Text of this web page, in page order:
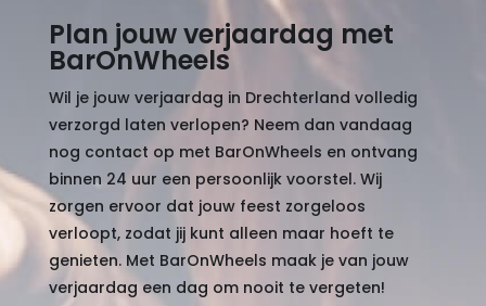
Plan jouw verjaardag met
BarOnWheels
Wil je jouw verjaardag in Drechterland volledig
verzorgd laten verlopen? Neem dan vandaag
nog contact op met BarOnWheels en ontvang
binnen 24 uur een persoonlijk voorstel. Wij
zorgen ervoor dat jouw feest zorgeloos
verloopt, zodat jij kunt alleen maar hoeft te
genieten. Met BarOnWheels maak je van jouw
verjaardag een dag om nooit te vergeten!